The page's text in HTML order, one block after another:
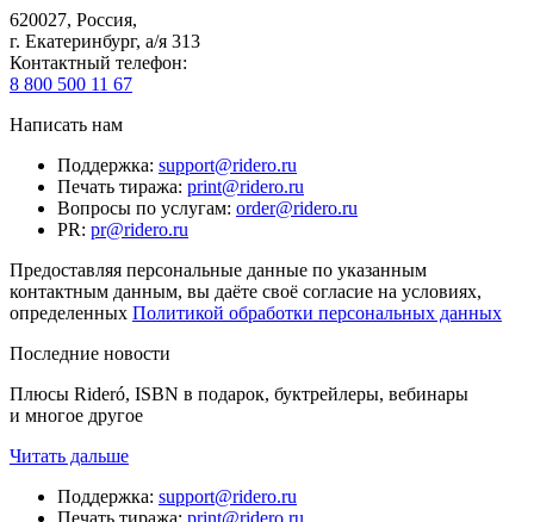
620027, Россия,
г. Екатеринбург, а/я 313
Контактный телефон:
8 800 500 11 67
Написать нам
Поддержка: support@ridero.ru
Печать тиража: print@ridero.ru
Вопросы по услугам: order@ridero.ru
PR: pr@ridero.ru
Предоставляя персональные данные по указанным
контактным данным, вы даёте своё согласие на условиях,
определенных Политикой обработки персональных данных
Последние новости
Плюсы Rideró, ISBN в подарок, буктрейлеры, вебинары
и многое другое
Читать дальше
Поддержка: support@ridero.ru